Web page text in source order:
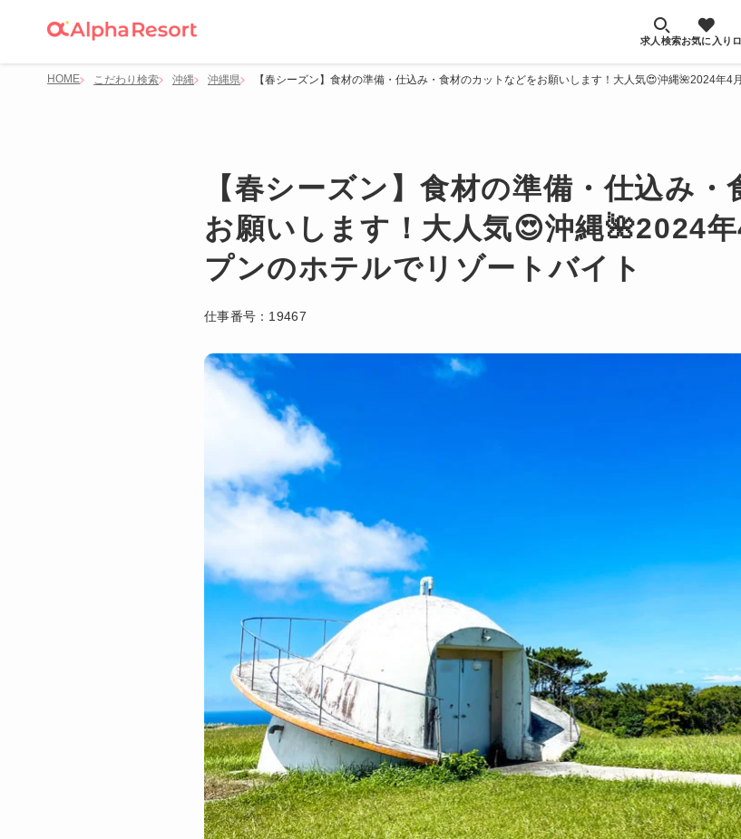
求人検索お気に入り
HOME こだわり検索 沖縄 沖縄県 【春シーズン】食材の準備・仕込み・食材のカットなどをお願いします！大人気😍沖縄🌺2024年4
【春シーズン】食材の準備・仕込み
お願いします！大人気😍沖縄🌺2024
プンのホテルでリゾートバイト
仕事番号： 19467